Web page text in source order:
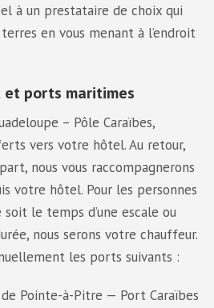
à un prestataire de choix qui
en vous menant à l’endroit
ports maritimes
– Pôle Caraïbes,
vers votre hôtel. Au retour,
nous vous raccompagnerons
votre hôtel. Pour les personnes
le temps d’une escale ou
nous serons votre chauffeur.
les ports suivants :
Pointe-à-Pitre — Port Caraïbes